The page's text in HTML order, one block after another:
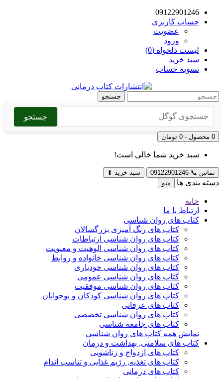
09122901246
حساب کاربری
عضویت
ورود
لیست دلخواه (0)
سبد خرید
تسویه حساب
جستجو
جستجو
0 محصول - 0 تومان
سبد خرید شما خالی است!
تماس 📞
09122901246 سبد خرید ⬆
دسته بندی ها منو
خانه
ارتباط با ما
کتاب های روان شناسی
کتاب های رنگ آمیزی بزرگسالان
کتاب های روان شناسی ارتباطات
کتاب های روان شناسی الوهیت و معنویت
کتاب های روان شناسی خانواده و روابط
کتاب های روان شناسی خودیاری
کتاب های روان شناسی عمومی
کتاب های روان شناسی موفقیت
کتاب های روان شناسی کودکان و نوجوانان
کتاب های عرفانی
کتاب های روان شناسی تخصصی
کتاب های جامعه شناسی
نمایش همه کتاب های روان شناسی
کتاب های سلامتی, بهداشت و درمان
کتاب های ازدواج و زناشویی
کتاب های تغذیه, رژیم غذایی و تناسب اندام
کتاب های درمانی